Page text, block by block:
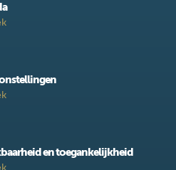
en toegankelijkheid